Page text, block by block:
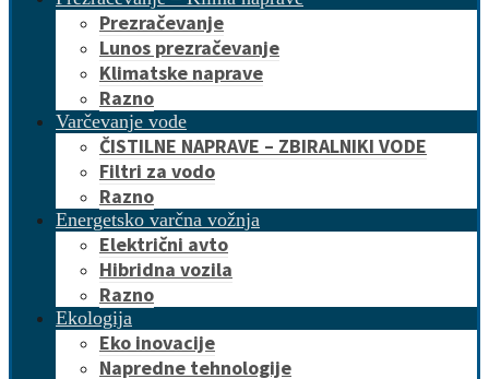
Prezračevanje
Lunos prezračevanje
Klimatske naprave
Razno
Varčevanje vode
ČISTILNE NAPRAVE – ZBIRALNIKI VODE
Filtri za vodo
Razno
Energetsko varčna vožnja
Električni avto
Hibridna vozila
Razno
Ekologija
Eko inovacije
Napredne tehnologije